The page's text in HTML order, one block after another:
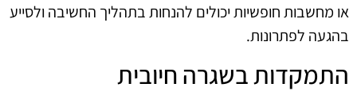
או מחשבות חופשיות יכולים להנחות בתהליך החשיבה ולסייע
בהגעה לפתרונות.
התמקדות בשגרה חיובית